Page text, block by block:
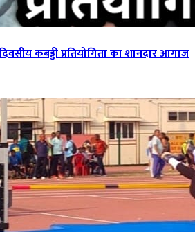
कबड्डी प्रतियोगिता का शानदार आगाज